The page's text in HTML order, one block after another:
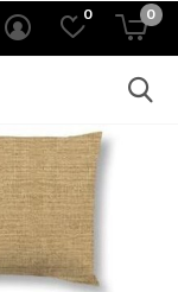
0 0